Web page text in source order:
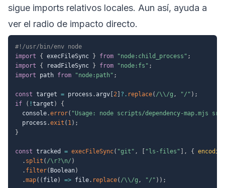
sigue imports relativos locales. Aun así, ayuda a
ver el radio de impacto directo.
#!/usr/bin/env node
import
{ execFileSync } from "node:child_process" ;
import
{ readFileSync } from "node:fs" ;
import path from "node:path" ;
const target = process .argv 2 ?. replace( /\\/g , "/" ) ;
if
( !target )
{
  console
.error( "Usage: node scripts/dependency-map.mjs
  process
.exit ( 1) ;
}
const tracked = execFileSync( "git" , "ls-files" , {
. split ( /\r?\n/ )
. filter( Boolean)
.map( ( file) => file. replace( /\\/g , "/" ) ) ;